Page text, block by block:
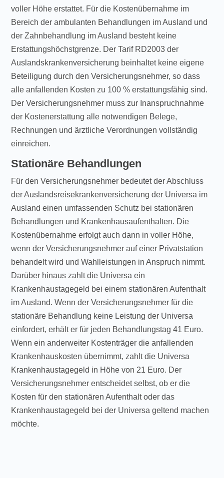
voller Höhe erstattet. Für die Kostenübernahme im
Bereich der ambulanten Behandlungen im Ausland und
der Zahnbehandlung im Ausland besteht keine
Erstattungshöchstgrenze. Der Tarif RD2003 der
Auslandskrankenversicherung beinhaltet keine eigene
Beteiligung durch den Versicherungsnehmer, so dass
alle anfallenden Kosten zu 100 % erstattungsfähig sind.
Der Versicherungsnehmer muss zur Inanspruchnahme
der Kostenerstattung alle notwendigen Belege,
Rechnungen und ärztliche Verordnungen vollständig
einreichen.
Stationäre Behandlungen
Für den Versicherungsnehmer bedeutet der Abschluss
der Auslandsreisekrankenversicherung der Universa im
Ausland einen umfassenden Schutz bei stationären
Behandlungen und Krankenhausaufenthalten. Die
Kostenübernahme erfolgt auch dann in voller Höhe,
wenn der Versicherungsnehmer auf einer Privatstation
behandelt wird und Wahlleistungen in Anspruch nimmt.
Darüber hinaus zahlt die Universa ein
Krankenhaustagegeld bei einem stationären Aufenthalt
im Ausland. Wenn der Versicherungsnehmer für die
stationäre Behandlung keine Leistung der Universa
einfordert, erhält er für jeden Behandlungstag 41 Euro.
Wenn ein anderweiter Kostenträger die anfallenden
Krankenhauskosten übernimmt, zahlt die Universa
Krankenhaustagegeld in Höhe von 21 Euro. Der
Versicherungsnehmer entscheidet selbst, ob er die
Kosten für den stationären Aufenthalt oder das
Krankenhaustagegeld bei der Universa geltend machen
möchte.